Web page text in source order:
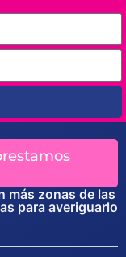
más zonas de las
para averiguarlo